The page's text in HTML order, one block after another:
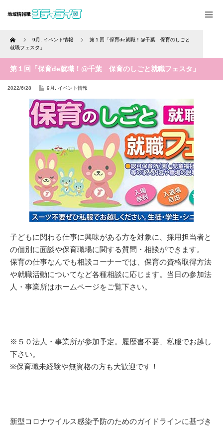
Home 9月 イベント情報
第１回「保育de就職！@千葉 保育のしごと
就職フェスタ」
第１回「保育de就職！@千葉 保育のしごと就職フェスタ」
2022/6/28 9月 イベント情報
子どもに関わる仕事に興味がある方を対象に、採用担当者と
の個別に面談や保育職場に関する質問・相談ができます。
保育の仕事なんでも相談コーナーでは、保育の資格取得方法
や就職活動についてなど各種相談に応じます。当日の参加法
人・事業所はホームページをご覧下さい。
※５０法人・事業所が参加予定。履歴書不要、私服でお越し
下さい。
※保育職未経験や無資格の方も大歓迎です！
新型コロナウイルス感染予防のためのガイドラインに基づき